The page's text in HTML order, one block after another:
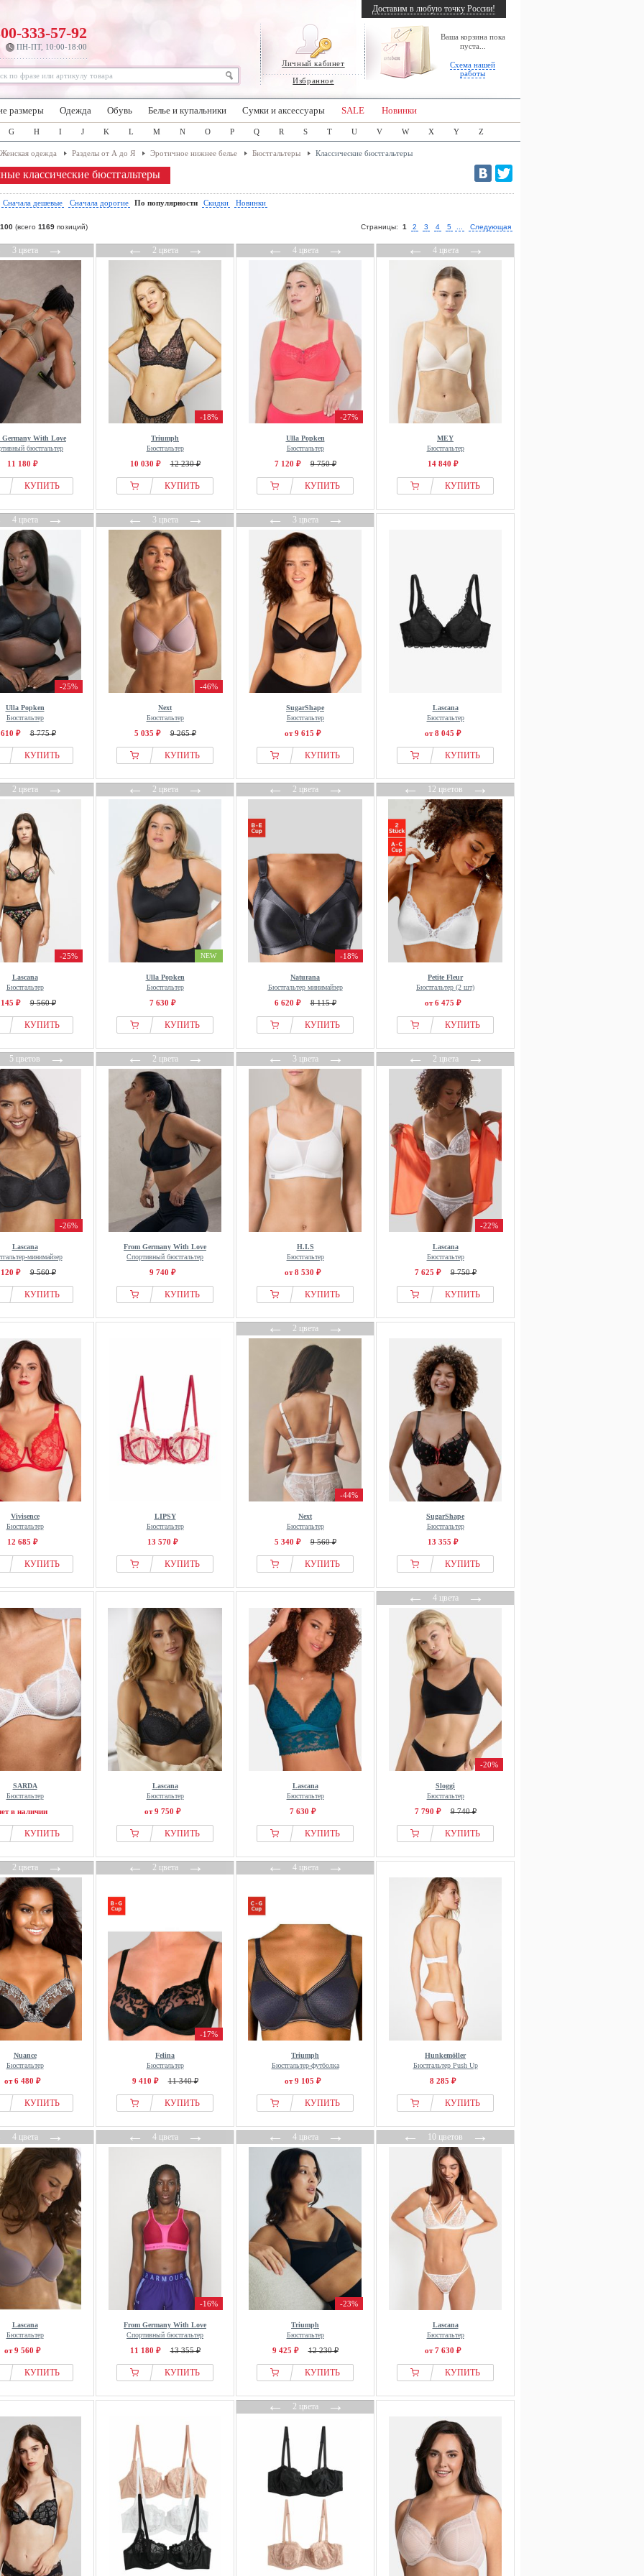
Личный кабинет
Избранное
Ваша корзина пока
пуста...
Схема нашей
работы
333-57-92
ПН-ПТ, 10:00-18:00
Доставим в любую точку России!
размеры Одежда Обувь Белье и купальники Сумки и аксессуары SALE Новинки
G H I J K L M N O P Q R S T U V W X Y Z
Женская одежда Разделы от А до Я Эротичное нижнее белье Бюстгальтеры Классические бюстгальтеры
классические бюстгальтеры
Сначала дешевые Сначала дорогие По популярности Скидки Новинки
100 (всего 1169 позиций) Страницы: 1 2 3 4 5 Следующая
3 цвета→
Germany With Love
бюстгальтер
11 180 ₽
КУПИТЬ
←2 цвета→
-18%
Triumph
Бюстгальтер
10 030 ₽ 12 230 ₽
КУПИТЬ
←4 цвета→
-27%
Ulla Popken
Бюстгальтер
7 120 ₽ 9 750 ₽
КУПИТЬ
←4 цвета→
MEY
Бюстгальтер
14 840 ₽
КУПИТЬ
4 цвета→
-25%
Ulla Popken
Бюстгальтер
₽ 8 775 ₽
КУПИТЬ
←3 цвета→
-46%
Next
Бюстгальтер
5 035 ₽ 9 265 ₽
КУПИТЬ
←3 цвета→
SugarShape
Бюстгальтер
от 9 615 ₽
КУПИТЬ
Lascana
Бюстгальтер
от 8 045 ₽
КУПИТЬ
2 цвета→
-25%
Lascana
Бюстгальтер
₽ 9 560 ₽
КУПИТЬ
←2 цвета→
NEW
Ulla Popken
Бюстгальтер
7 630 ₽
КУПИТЬ
←2 цвета→
-18%
Naturana
Бюстгальтер минимайзер
6 620 ₽ 8 115 ₽
КУПИТЬ
←12 цветов→
Petite Fleur
Бюстгальтер (2 шт)
от 6 475 ₽
КУПИТЬ
5 цветов→
-26%
Lascana
минимайзер
₽ 9 560 ₽
КУПИТЬ
←2 цвета→
From Germany With Love
Спортивный бюстгальтер
9 740 ₽
КУПИТЬ
←3 цвета→
H.I.S
Бюстгальтер
от 8 530 ₽
КУПИТЬ
←2 цвета→
-22%
Lascana
Бюстгальтер
7 625 ₽ 9 750 ₽
КУПИТЬ
Vivisence
Бюстгальтер
12 685 ₽
КУПИТЬ
LIPSY
Бюстгальтер
13 570 ₽
КУПИТЬ
←2 цвета→
-44%
Next
Бюстгальтер
5 340 ₽ 9 560 ₽
КУПИТЬ
SugarShape
Бюстгальтер
13 355 ₽
КУПИТЬ
SARDA
Бюстгальтер
в наличии
КУПИТЬ
Lascana
Бюстгальтер
от 9 750 ₽
КУПИТЬ
Lascana
Бюстгальтер
7 630 ₽
КУПИТЬ
←4 цвета→
-20%
Sloggi
Бюстгальтер
7 790 ₽ 9 740 ₽
КУПИТЬ
2 цвета→
Nuance
Бюстгальтер
от 6 480 ₽
КУПИТЬ
←2 цвета→
-17%
Felina
Бюстгальтер
9 410 ₽ 11 340 ₽
КУПИТЬ
←4 цвета→
Triumph
Бюстгальтер-футболка
от 9 105 ₽
КУПИТЬ
Hunkemöller
Бюстгальтер Push Up
8 285 ₽
КУПИТЬ
4 цвета→
Lascana
Бюстгальтер
от 9 560 ₽
КУПИТЬ
←4 цвета→
-16%
From Germany With Love
Спортивный бюстгальтер
11 180 ₽ 13 355 ₽
КУПИТЬ
←4 цвета→
-23%
Triumph
Бюстгальтер
9 425 ₽ 12 230 ₽
КУПИТЬ
←10 цветов→
Lascana
Бюстгальтер
от 7 630 ₽
КУПИТЬ
←2 цвета→